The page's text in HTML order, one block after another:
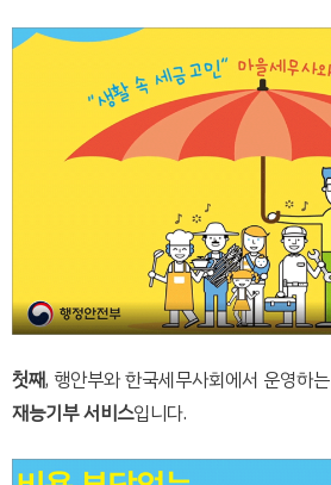
첫째, 행안부와 한국세무사회에서 운영하는
재능기부 서비스입니다.